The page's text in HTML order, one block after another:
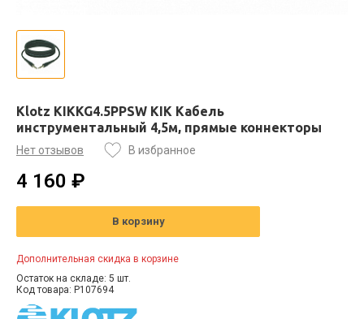
Klotz KIKKG4.5PPSW KIK Кабель
инструментальный 4,5м, прямые коннекторы
Нет отзывов В избранное
4 160 ₽
В корзину
Дополнительная скидка в корзине
Остаток на складе: 5 шт.
Код товара: P107694